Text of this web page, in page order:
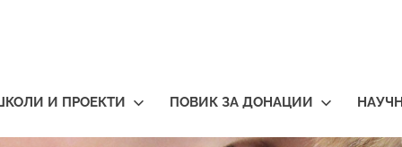
И ПРОЕКТИ ПОВИК ЗА ДОНАЦИИ